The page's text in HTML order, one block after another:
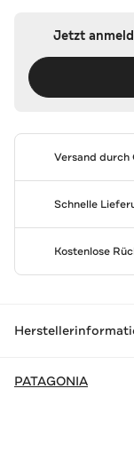
Jetzt
Versand durch
Schnelle
Kostenlose
PATAGONIA